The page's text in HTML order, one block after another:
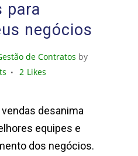
para
negócios
de Contratos by
2 Likes
desanima
equipes e
dos negócios.